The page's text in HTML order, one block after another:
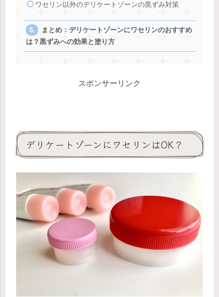
ワセリン以外のデリケートゾーンの黒ずみ対策
まとめ：デリケートゾーンにワセリンのおすすめ
は？黒ずみへの効果と塗り方
スポンサーリンク
デリケートゾーンにワセリンはOK？